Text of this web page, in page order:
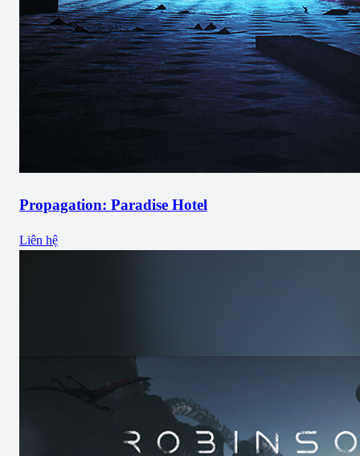
Propagation: Paradise Hotel
Liên hệ